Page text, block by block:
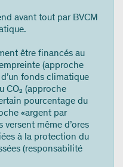
avant tout par BVCM
être financés au
(approche
fonds climatique
CO₂ (approche
pourcentage du
«argent par
versent même d’ores
à la protection du
(responsabilité